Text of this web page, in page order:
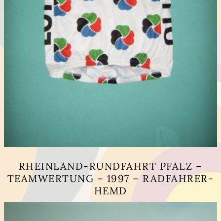
RHEINLAND-RUNDFAHRT PFALZ –
TEAMWERTUNG – 1997 – RADFAHRER-
HEMD